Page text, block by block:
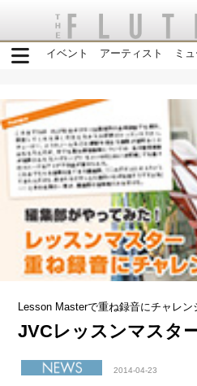
イベント アーティスト ミ
Lesson Masterで重ね録音にチャレン
JVCレッスンマスタ
2014-04-23